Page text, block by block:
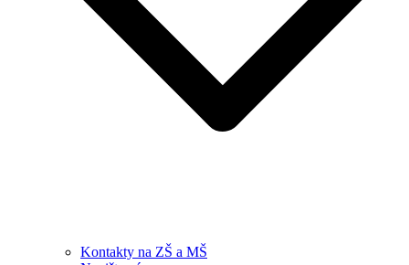
Kontakty na ZŠ a MŠ